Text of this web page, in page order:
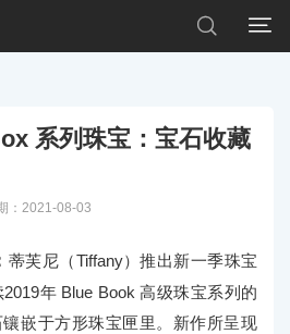


系列珠宝：宝石收藏
：2021-08-03
蒂芙尼（Tiffany）推出新一季珠宝
2019年 Blue Book 高级珠宝系列的
嵌于方形珠宝匣里。新作所呈现